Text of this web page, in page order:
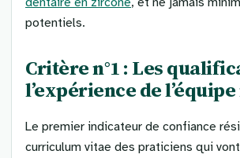
potentiels.
Critère n°1 : Les
l’expérience de
Le premier indicateur de confiance
curriculum vitae des praticiens qui